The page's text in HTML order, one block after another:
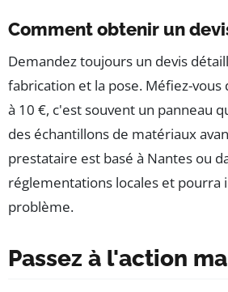
Comment obtenir un
Demandez toujours un devis
fabrication et la pose. Méfiez-
à 10 €, c'est souvent un panneau
des échantillons de matériaux
prestataire est basé à Nantes ou
réglementations locales et
problème.
Passez à l'action